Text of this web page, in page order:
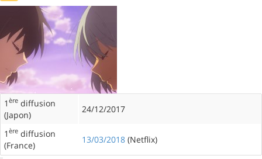
1 ère diffusion
(Japon)
24/12/2017
1 ère diffusion
(France)
13/03/2018 (Netflix)